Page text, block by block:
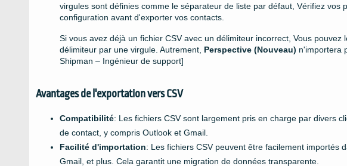
virgules sont définies comme le séparateur de liste par défaut, Vérifiez vos
configuration avant d'exporter vos contacts.
Si vous avez déjà un fichier CSV avec un délimiteur incorrect, Vous
délimiteur par une virgule. Autrement, Perspective (Nouveau) n'importera
Shipman – Ingénieur de support]
Avantages de l'exportation vers CSV
Compatibilité: Les fichiers CSV sont largement pris en charge par divers
de contact, y compris Outlook et Gmail.
Facilité d'importation: Les fichiers CSV peuvent être facilement importés
Gmail, et plus. Cela garantit une migration de données transparente.